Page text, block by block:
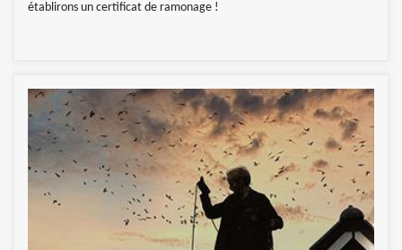
établirons un certificat de ramonage !